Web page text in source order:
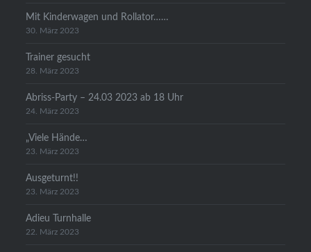
Mit Kinderwagen und Rollator……
30. März 2023
Trainer gesucht
28. März 2023
Abriss-Party – 24.03 2023 ab 18 Uhr
24. März 2023
„Viele Hände…
23. März 2023
Ausgeturnt!!
23. März 2023
Adieu Turnhalle
22. März 2023